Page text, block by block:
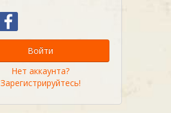
Войти
Нет аккаунта?
Зарегистрируйтесь!